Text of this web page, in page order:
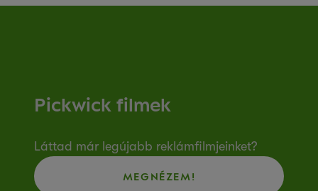
Pickwick filmek
Láttad már legújabb reklámfilmjeinket?
MEGNÉZEM!